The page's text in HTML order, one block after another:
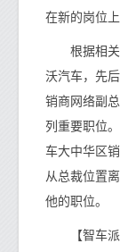
在新的岗位
根据相关
沃汽车，先
销商网络副
列重要职位
车大中华区
从总裁位置
他的职位。
【智车派